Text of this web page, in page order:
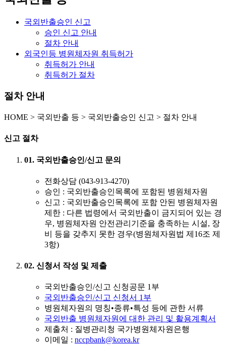
국외반출승인 신고
승인 신고 안내
절차 안내
외국인등 병원체자원 취득허가
취득허가 안내
취득허가 절차
절차 안내
HOME > 국외반출 등 > 국외반출승인 신고 > 절차 안내
신고 절차
01. 국외반출승인/신고 문의
전화상담 (043-913-4270)
승인 : 국외반출승인목록에 포함된 병원체자원
신고 : 국외반출승인목록에 포함 안된 병원체자원
제한 : 다른 법령에서 국외반출이 금지되어 있는 경
우, 병원체자원 안전관리기준을 충족하는 시설, 장
비 등을 갖추지 못한 경우(병원체자원법 제16조 제
3항)
02. 신청서 작성 및 제출
국외반출승인/신고 신청공문 1부
국외반출승인/신고 신청서 1부
병원체자원의 명칭•종류•특성 등에 관한 서류
국외반출 병원체자원에 대한 관리 및 활용계획서
제출처 : 질병관리청 국가병원체자원은행
이메일 : nccpbank@korea.kr